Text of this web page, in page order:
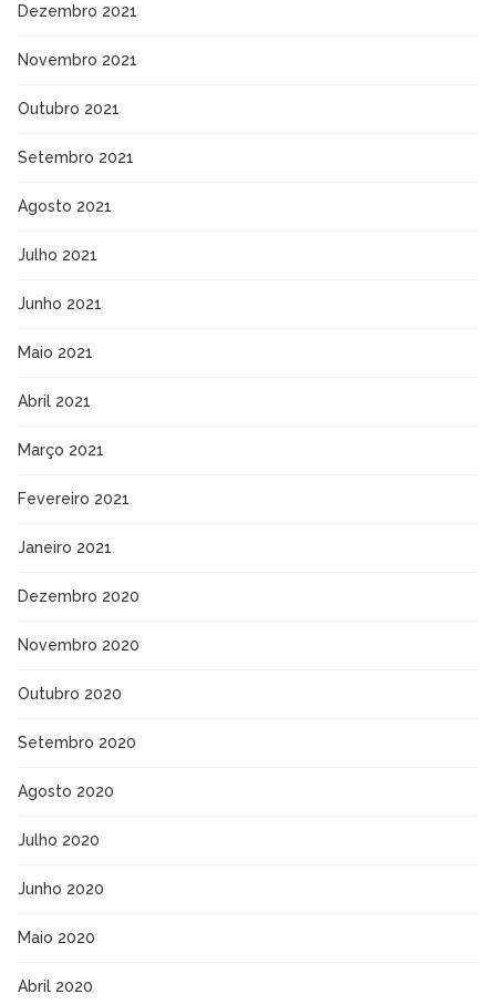
Dezembro 2021
Novembro 2021
Outubro 2021
Setembro 2021
Agosto 2021
Julho 2021
Junho 2021
Maio 2021
Abril 2021
Março 2021
Fevereiro 2021
Janeiro 2021
Dezembro 2020
Novembro 2020
Outubro 2020
Setembro 2020
Agosto 2020
Julho 2020
Junho 2020
Maio 2020
Abril 2020